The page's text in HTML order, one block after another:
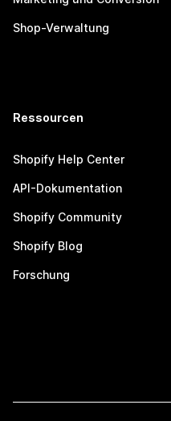
Shop-Verwaltung
Ressourcen
Shopify Help Center
API-Dokumentation
Shopify Community
Shopify Blog
Forschung